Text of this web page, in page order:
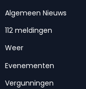
Algemeen Nieuws
112 meldingen
Weer
Evenementen
Vergunningen